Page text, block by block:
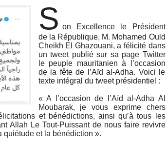
S on Excellence le Président
de la République, M. Mohamed Ould
Cheikh El Ghazouani, a félicité dans
un tweet publié sur sa page Twitter
le peuple mauritanien à l’occasion
de la fête de l’Aïd al-Adha. Voici le
texte intégral du tweet présidentiel :
« A l’occasion de l’Aïd al-Adha Al
Moubarak, je vous exprime chers
et bénédictions, ainsi qu’à tous les
Allah Le Tout-Puissant de nous faire revivre
quiétude et la bénédiction ».